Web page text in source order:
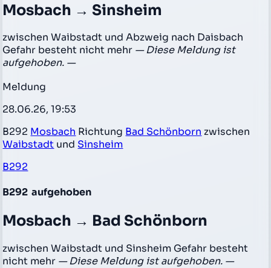
Mosbach → Sinsheim
zwischen Waibstadt und Abzweig nach Daisbach
Gefahr besteht nicht mehr — Diese Meldung ist
aufgehoben. —
Meldung
28.06.26, 19:53
B292 Mosbach Richtung Bad Schönborn zwischen
Waibstadt und Sinsheim
B292
B292 aufgehoben
Mosbach → Bad Schönborn
zwischen Waibstadt und Sinsheim Gefahr besteht
nicht mehr — Diese Meldung ist aufgehoben. —